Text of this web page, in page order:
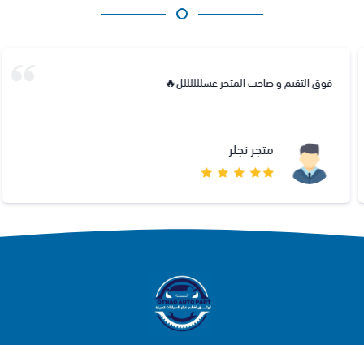
فوق التقيم و صاحب المتجر عسللللللل🔥
متجر نجلر